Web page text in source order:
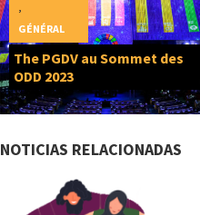
The PGDV au Sommet des
ODD 2023
GÉNÉRAL
NOTICIAS RELACIONADAS